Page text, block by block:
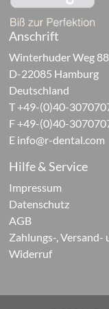
Anschrift
Winterhuder Weg 88
D-22085 Hamburg
Deutschland
T +49-(0)40-
F +49-(0)40-
E info@r-dental.com
Hilfe & Service
Impressum
Datenschutz
AGB
Zahlungs-,
Widerruf